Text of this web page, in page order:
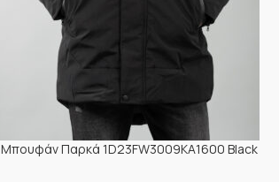
Μπουφάν Παρκά 1D23FW3009KA1600 Black